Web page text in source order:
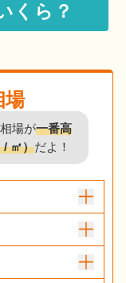
くら？
場
場が一番高
/ ㎡）だよ！